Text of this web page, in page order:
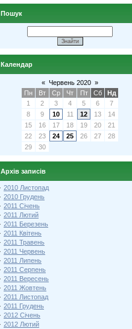
Пошук
Календар
« Червень 2020 »
Пн
Вт Ср Чт Пт Сб
Нд
1
2 3 4 5 6
7
8
9 10 11 12 13
14
15
16 17 18 19 20
21
22
23 24 25 26 27
28
29
30
Архів записів
2010 Листопад
2010 Грудень
2011 Січень
2011 Лютий
2011 Березень
2011 Квітень
2011 Травень
2011 Червень
2011 Липень
2011 Серпень
2011 Вересень
2011 Жовтень
2011 Листопад
2011 Грудень
2012 Січень
2012 Лютий